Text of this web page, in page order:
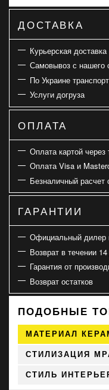
ДОСТАВКА
Курьерская доставка
Самовывоз с нашего
По Украине
Услуги догруза
ОПЛАТА
Оплата картой
Оплата Visa и
Безналичный
ГАРАНТИИ
Официальный дилер
Возврат в течении
Гарантия от
Возврат остатков
ПОДОБНЫЕ
МАТЕРИАЛ
СТИЛИЗАЦИЯ
СТИЛЬ